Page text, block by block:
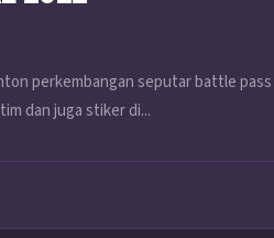
perkembangan seputar battle pass
dan juga stiker di...